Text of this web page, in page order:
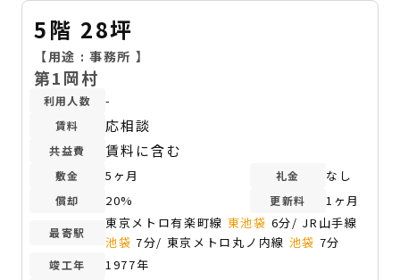
5階 28坪
【用途 :事務所 】
第1岡村
利用人数 -
賃料 応相談
共益費 賃料に含む
敷金 5ヶ月 礼金 なし
償却 20% 更新料 1ヶ月
最寄駅
東京メトロ有楽町線 東池袋 6分/ JR山手線
池袋 7分/ 東京メトロ丸ノ内線 池袋 7分
竣工年 1977年